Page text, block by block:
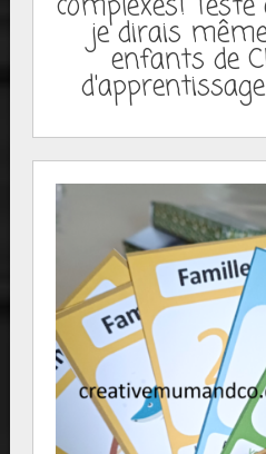
je dirais
enfants de